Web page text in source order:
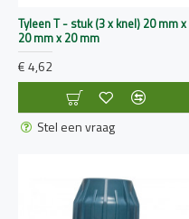
Tyleen T - stuk (3 x knel) 20 mm x
20 mm x 20 mm
€ 4,62
Stel een vraag